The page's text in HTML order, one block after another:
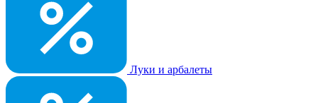
Луки и арбалеты